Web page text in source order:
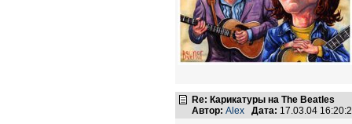
Re: Карикатуры на The Beatles
Автор: Alex Дата: 17.03.04